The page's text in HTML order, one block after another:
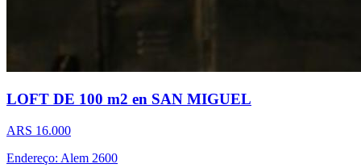
LOFT DE 100 m2 en SAN MIGUEL
ARS 16.000
Endereço: Alem 2600